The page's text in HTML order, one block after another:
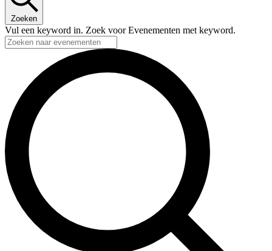
Zoeken
Vul een keyword in. Zoek voor Evenementen met keyword.